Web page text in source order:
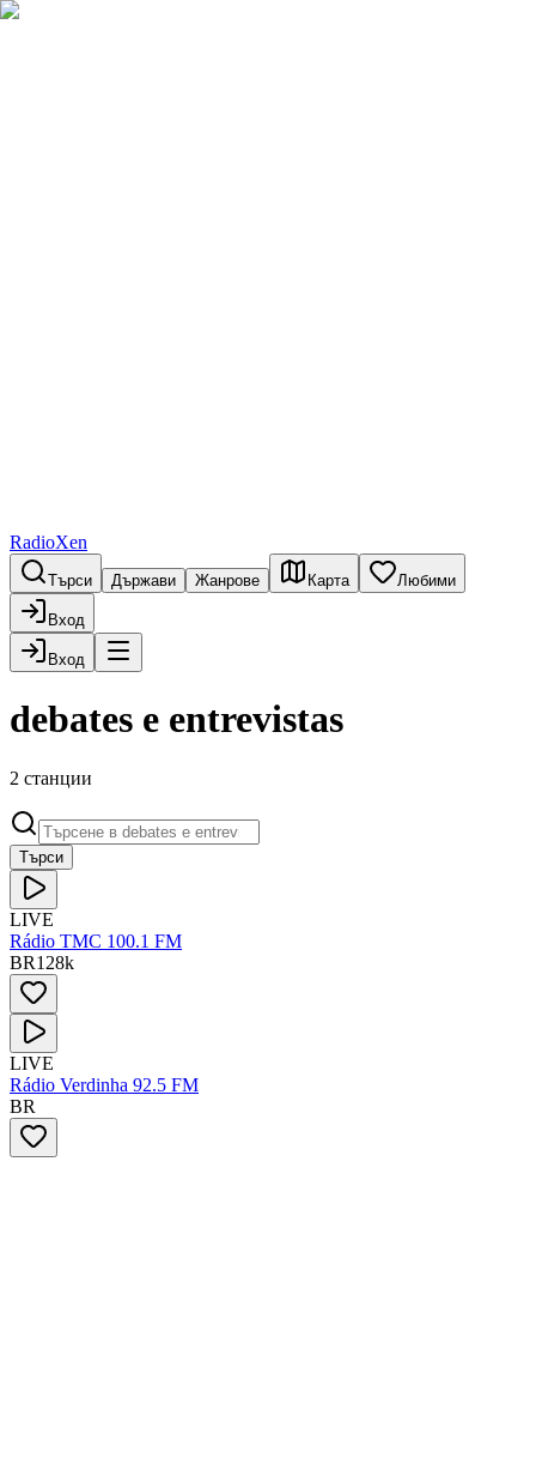
RadioXen
Търси Държави Жанрове Карта Любими
Вход
Вход
debates e entrevistas
2 станции
Търси
LIVE
Rádio TMC 100.1 FM
BR128k
LIVE
Rádio Verdinha 92.5 FM
BR